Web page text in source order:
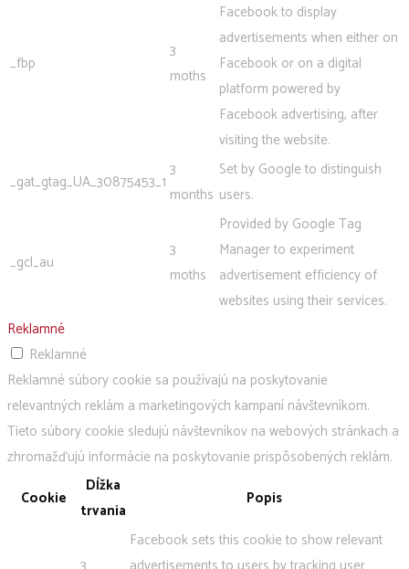
_fbp
3
moths
Facebook to display
advertisements when either on
Facebook or on a digital
platform powered by
Facebook advertising, after
visiting the website.
_gat_gtag_UA_30875453_1
3
months
Set by Google to distinguish
users.
_gcl_au
3
moths
Provided by Google Tag
Manager to experiment
advertisement efficiency of
websites using their services.
Reklamné
Reklamné
Reklamné súbory cookie sa používajú na poskytovanie
relevantných reklám a marketingových kampaní návštevníkom.
Tieto súbory cookie sledujú návštevníkov na webových stránkach a
zhromažďujú informácie na poskytovanie prispôsobených reklám.
Cookie
Dĺžka
trvania
Popis
Facebook sets this cookie to show relevant